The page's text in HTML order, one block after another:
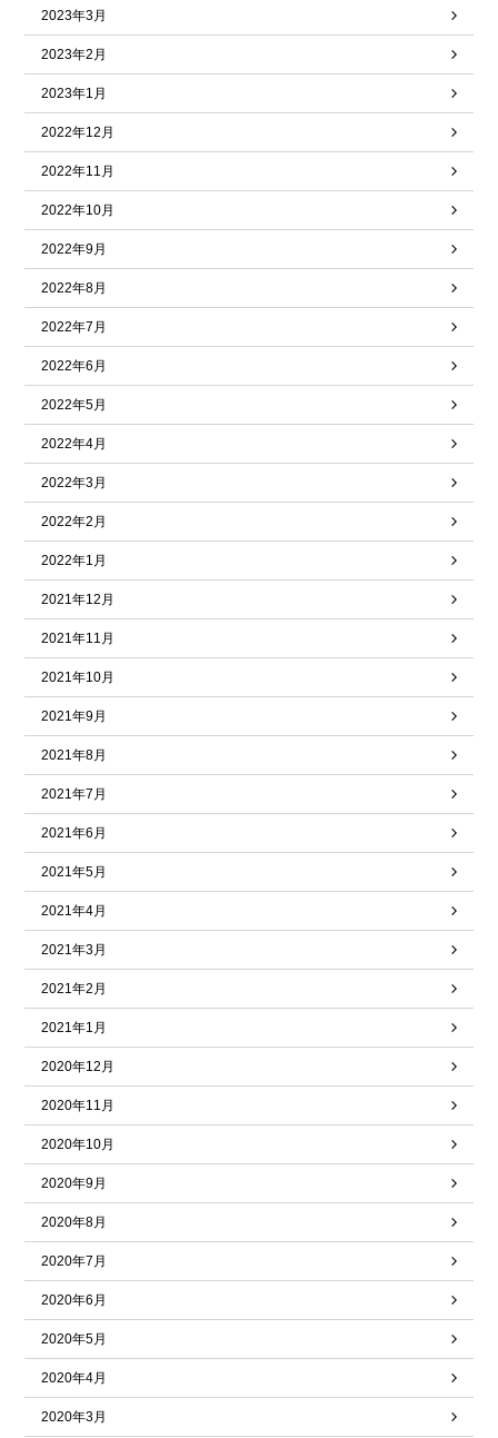
2023年3月
2023年2月
2023年1月
2022年12月
2022年11月
2022年10月
2022年9月
2022年8月
2022年7月
2022年6月
2022年5月
2022年4月
2022年3月
2022年2月
2022年1月
2021年12月
2021年11月
2021年10月
2021年9月
2021年8月
2021年7月
2021年6月
2021年5月
2021年4月
2021年3月
2021年2月
2021年1月
2020年12月
2020年11月
2020年10月
2020年9月
2020年8月
2020年7月
2020年6月
2020年5月
2020年4月
2020年3月